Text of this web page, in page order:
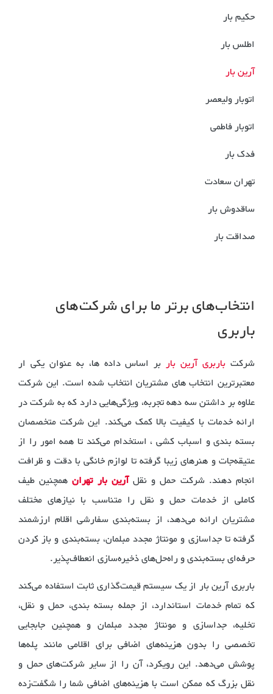
حکیم بار
اطلس بار
آرین بار
اتوبار ولیعصر
اتوبار فاطمی
فدک بار
تهران سعادت
ساقدوش بار
صداقت بار
انتخاب‌های برتر ما برای شرکت‌های
باربری
شرکت باربری آرین باربر اساس داده ها، به عنوان یکی ار
معتبرترین انتخاب های مشتریان انتخاب شده است. این شرکت
علاوه بر داشتن سه دهه تجربه، ویژگی‌هایی دارد که به شرکت در
ارائه خدمات با کیفیت بالا کمک می‌کند. این شرکت متخصصان
بسته بندی و اسباب کشی ، استخدام می‌کند تا همه امور را از
عتیقه‌جات و هنرهای زیبا گرفته تا لوازم خانگی با دقت و ظرافت
انجام دهند. شرکت حمل و نقلآرین بار تهرانهمچنین طیف
کاملی از خدمات حمل و نقل را متناسب با نیازهای مختلف
مشتریان ارائه می‌دهد، از بسته‌بندی سفارشی اقلام ارزشمند
گرفته تا جداسازی و مونتاژ مجدد مبلمان، بسته‌بندی و باز کردن
حرفه‌ای بسته‌بندی و راه‌حل‌های ذخیره‌سازی انعطاف‌پذیر.
باربری آرین بار از یک سیستم قیمت‌گذاری ثابت استفاده می‌کند
که تمام خدمات استاندارد، از جمله بسته بندی، حمل و نقل،
تخلیه، جداسازی و مونتاژ مجدد مبلمان و همچنین جابجایی
تخصصی را بدون هزینه‌های اضافی برای اقلامی مانند پله‌ها
پوشش می‌دهد. این رویکرد، آن را از سایر شرکت‌های حمل و
نقل بزرگ که ممکن است با هزینه‌های اضافی شما را شگفت‌زده